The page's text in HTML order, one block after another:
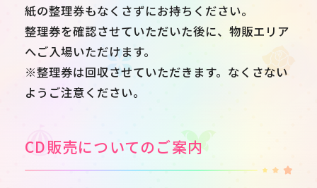
紙の整理券もなくさずにお持ちください。
整理券を確認させていただいた後に、物販エリア
へご入場いただけます。
※整理券は回収させていただきます。なくさない
ようご注意ください。
CD販売についてのご案内